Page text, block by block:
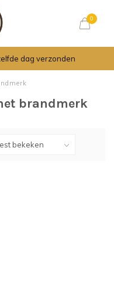
0
dag verzonden
brandmerk